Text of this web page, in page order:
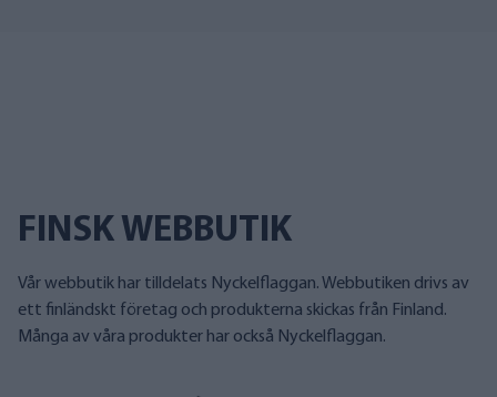
FINSK WEBBUTIK
Vår webbutik har tilldelats Nyckelflaggan. Webbutiken drivs av
ett finländskt företag och produkterna skickas från Finland.
Många av våra produkter har också Nyckelflaggan.